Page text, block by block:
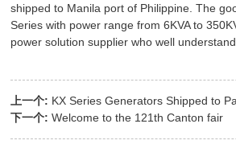
shipped to Manila port of Philippine. The
Series with power range from 6KVA to
power solution supplier who well understand
上一个: KX Series Generators Shipped to
下一个: Welcome to the 121th Canton fair